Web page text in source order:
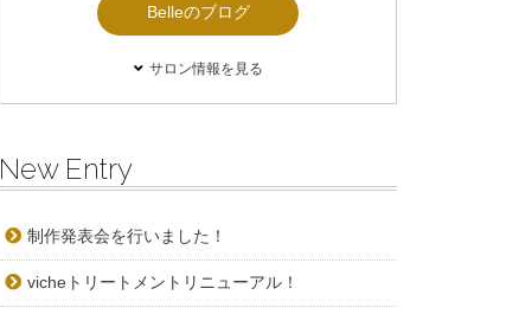
Belleのブログ
サロン情報を見る
New Entry
制作発表会を行いました！
vicheトリートメントリニューアル！